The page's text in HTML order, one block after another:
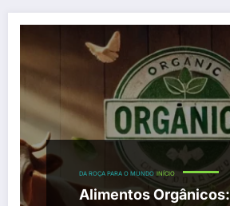
DA ROÇA PARA O MUNDO INÍCIO
Alimentos Orgânicos: